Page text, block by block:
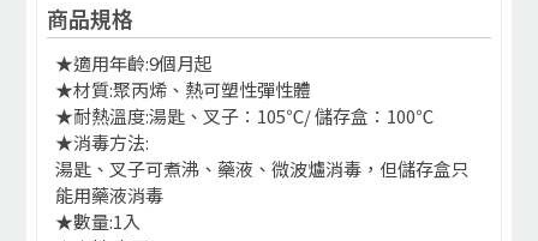
商品規格
★適用年齡:9個月起
★材質:聚丙烯、熱可塑性彈性體
★耐熱溫度:湯匙、叉子：105℃/ 儲存盒：100℃
★消毒方法:
湯匙、叉子可煮沸、藥液、微波爐消毒，但儲存盒只
能用藥液消毒
★數量:1入